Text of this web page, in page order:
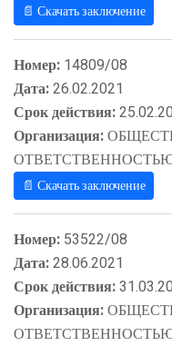
📄 Скачать заключение
Номер: 14809/08
Дата:26.02.2021
Срок действия:
Организация:
📄 Скачать заключение
Номер: 53522/08
Дата:28.06.2021
Срок действия:
Организация: